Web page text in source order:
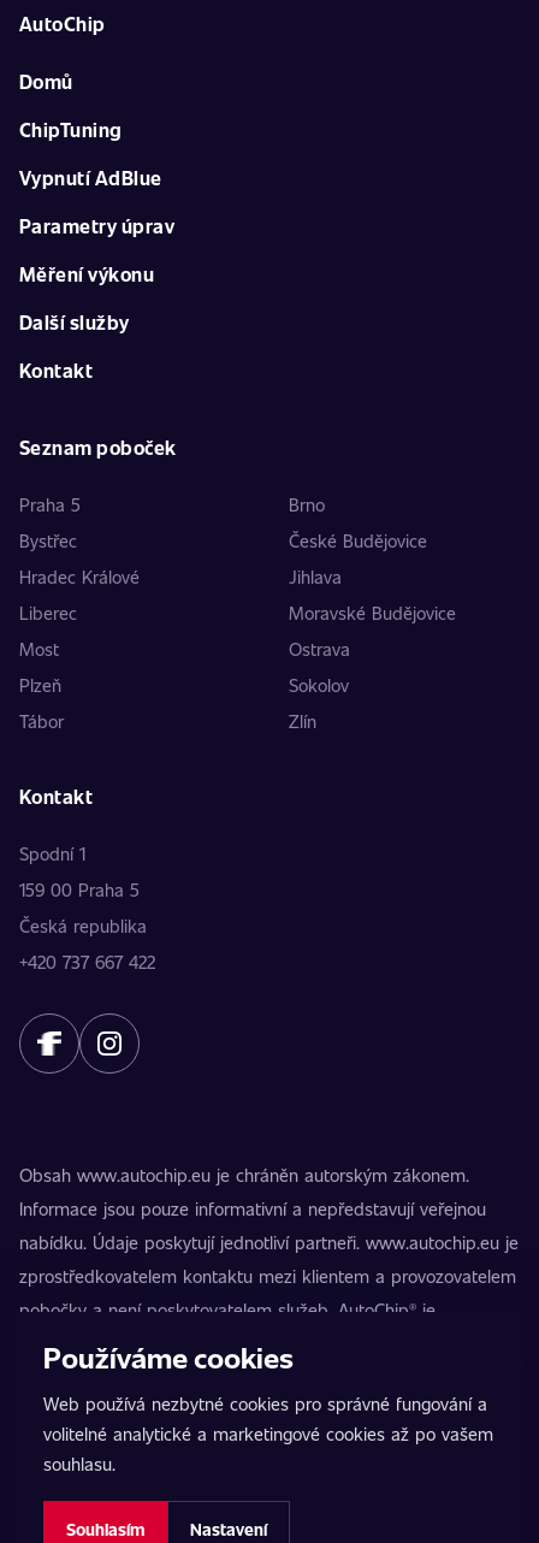
AutoChip
Domů
ChipTuning
Vypnutí AdBlue
Parametry úprav
Měření výkonu
Další služby
Kontakt
Seznam poboček
Praha 5
Brno
Bystřec
České Budějovice
Hradec Králové
Jihlava
Liberec
Moravské Budějovice
Most
Ostrava
Plzeň
Sokolov
Tábor
Zlín
Kontakt
Spodní 1
159 00 Praha 5
Česká republika
+420 737 667 422
Obsah www.autochip.eu je chráněn autorským zákonem.
Informace jsou pouze informativní a nepředstavují veřejnou
nabídku. Údaje poskytují jednotliví partneři. www.autochip.eu je
zprostředkovatelem kontaktu mezi klientem a provozovatelem
pobočky a není poskytovatelem služeb. AutoChip® je
registrovaná ochranná známka Petra Kučery. Úpravy, které
nezpůsobilosti vozidla k provozu na pozemních komunikacích.
Přesné informace poskytuje vždy konkrétní provozovatel
pobočky.
Nastavení cookies
Používáme cookies
Web používá nezbytné cookies pro správné fungování a
volitelné analytické a marketingové cookies až po vašem
souhlasu.
Souhlasím Nastavení